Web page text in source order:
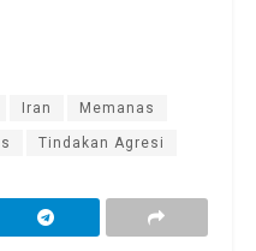
Iran Memanas
Tindakan Agresi